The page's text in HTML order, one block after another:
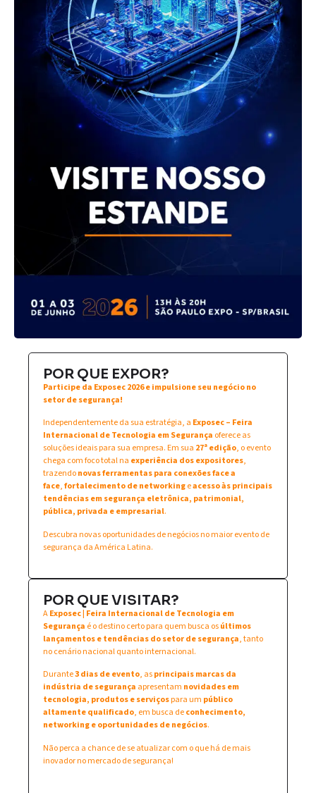
POR QUE EXPOR?
Participe da Exposec 2026 e impulsione seu negócio no
setor de segurança!
Independentemente da sua estratégia, a Exposec – Feira
Internacional de Tecnologia em Segurança oferece as
soluções ideais para sua empresa. Em sua 27ª edição, o evento
chega com foco total na experiência dos expositores,
trazendonovas ferramentas para conexões face a
face,fortalecimento de networkingeacesso às principais
tendências em segurança eletrônica, patrimonial,
pública, privada e empresarial.
Descubra novas oportunidades de negócios no maior evento de
segurança da América Latina.
POR QUE VISITAR?
AExposec | Feira Internacional de Tecnologia em
Segurança é o destino certo para quem busca osúltimos
lançamentos e tendências do setor de segurança, tanto
no cenário nacional quanto internacional.
Durante3 dias de evento, asprincipais marcas da
indústria de segurança apresentam novidades em
tecnologia, produtos e serviçospara um público
altamente qualificado, em busca deconhecimento,
networking e oportunidades de negócios.
Não perca a chance de se atualizar com o que há de mais
inovador no mercado de segurança!